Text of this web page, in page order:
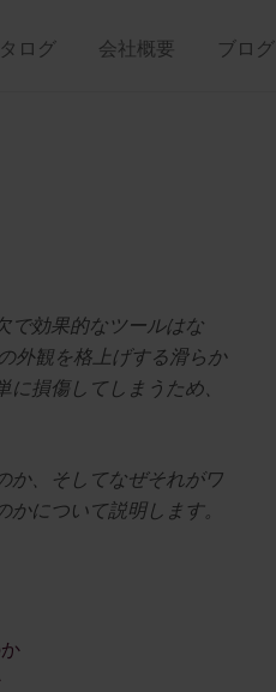
ログ 会社概要 ブログ
で効果的なツールはな
外観を格上げする滑らか
損傷してしまうため、
か、そしてなぜそれがワ
について説明します。